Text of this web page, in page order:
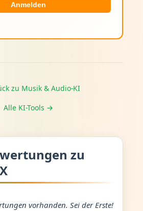
Anmelden
zu Musik & Audio-KI
Alle KI-Tools →
zu
vorhanden. Sei der Erste!